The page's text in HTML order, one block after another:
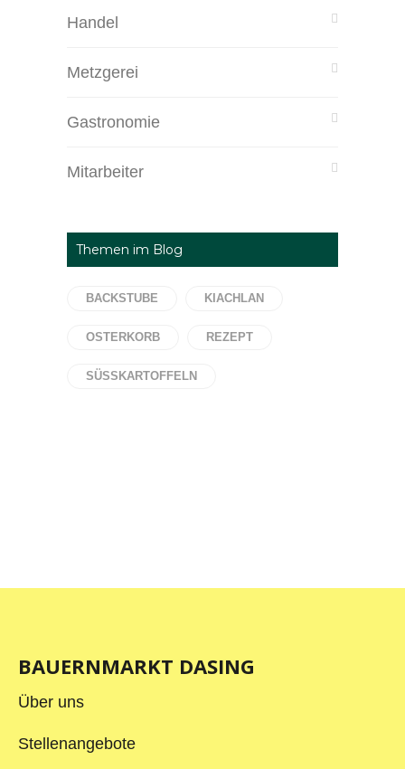
Handel
Metzgerei
Gastronomie
Mitarbeiter
Themen im Blog
BACKSTUBE KIACHLAN
OSTERKORB REZEPT
SÜSSKARTOFFELN
BAUERNMARKT DASING
Über uns
Stellenangebote